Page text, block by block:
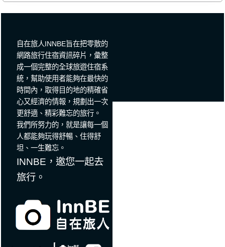
自在旅人INNBE旨在把零散的
網路旅行住宿資訊碎片，彙整
成一個完整的全球旅遊住宿系
統，幫助使用者能夠在最快的
時間內，取得目的地的精確省
心又經濟的情報，規劃出一次
更舒適、精彩難忘的旅行。
我們所努力的，就是讓每一個
人都能夠玩得舒暢、住得舒
坦、一生難忘。
INNBE，邀您一起去
旅行。